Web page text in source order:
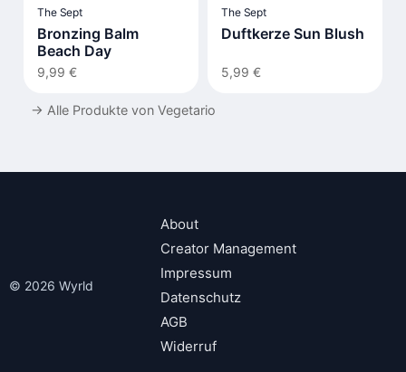
The Sept
Bronzing Balm
Beach Day
9,99 €
The Sept
Duftkerze Sun Blush
5,99 €
→ Alle Produkte von Vegetario
© 2026 Wyrld
About
Creator Management
Impressum
Datenschutz
AGB
Widerruf